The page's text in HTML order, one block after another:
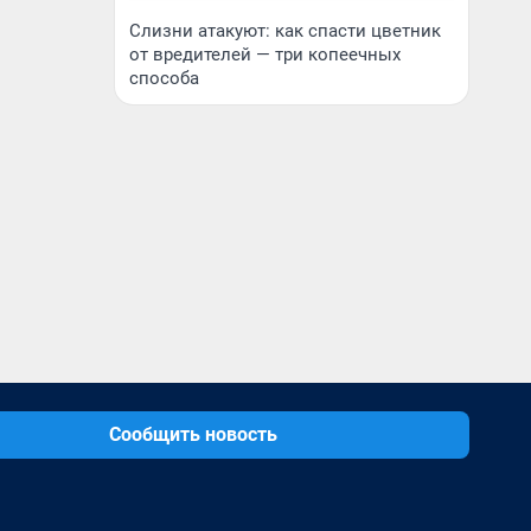
Слизни атакуют: как спасти цветник
от вредителей — три копеечных
способа
Сообщить новость